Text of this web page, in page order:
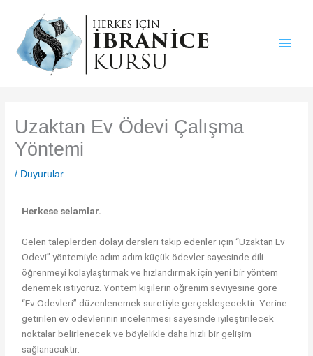
Uzaktan Ev Ödevi Çalışma
Yöntemi
/ Duyurular
Herkese selamlar.
Gelen taleplerden dolayı dersleri takip edenler için “Uzaktan Ev
Ödevi” yöntemiyle adım adım küçük ödevler sayesinde dili
öğrenmeyi kolaylaştırmak ve hızlandırmak için yeni bir yöntem
denemek istiyoruz. Yöntem kişilerin öğrenim seviyesine göre
“Ev Ödevleri” düzenlenemek suretiyle gerçekleşecektir. Yerine
getirilen ev ödevlerinin incelenmesi sayesinde iyileştirilecek
noktalar belirlenecek ve böylelikle daha hızlı bir gelişim
sağlanacaktır.